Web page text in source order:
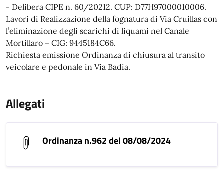
- Delibera CIPE n. 60/20212. CUP: D77H97000010006.
Lavori di Realizzazione della fognatura di Via Cruillas con
l’eliminazione degli scarichi di liquami nel Canale
Mortillaro – CIG: 9445184C66.
Richiesta emissione Ordinanza di chiusura al transito
veicolare e pedonale in Via Badia.
Allegati
Ordinanza n.962 del 08/08/2024